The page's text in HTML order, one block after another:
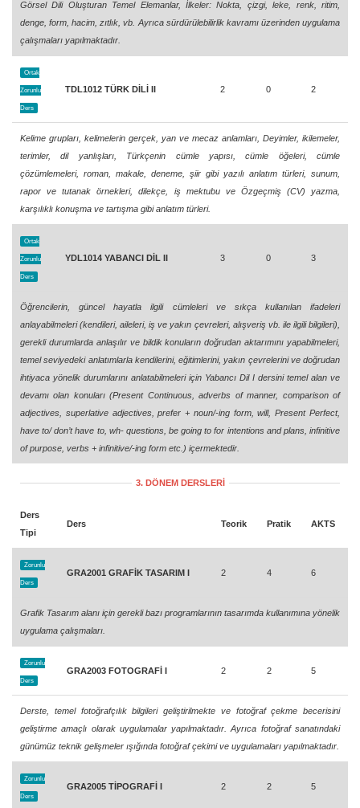
Görsel Dili Oluşturan Temel Elemanlar, İlkeler: Nokta, çizgi, leke, renk, ritim,
denge, form, hacim, zıtlık, vb. Ayrıca sürdürülebilirlik kavramı üzerinden uygulama
çalışmaları yapılmaktadır.
Ortak
Zorunlu
Ders
TDL1012 TÜRK DİLİ II 2 0 2
Kelime grupları, kelimelerin gerçek, yan ve mecaz anlamları, Deyimler, ikilemeler,
terimler, dil yanlışları, Türkçenin cümle yapısı, cümle öğeleri, cümle
çözümlemeleri, roman, makale, deneme, şiir gibi yazılı anlatım türleri, sunum,
rapor ve tutanak örnekleri, dilekçe, iş mektubu ve Özgeçmiş (CV) yazma,
karşılıklı konuşma ve tartışma gibi anlatım türleri.
Ortak
Zorunlu
Ders
YDL1014 YABANCI DİL II 3 0 3
Öğrencilerin, güncel hayatla ilgili cümleleri ve sıkça kullanılan ifadeleri
anlayabilmeleri (kendileri, aileleri, iş ve yakın çevreleri, alışveriş vb. ile ilgili bilgileri),
gerekli durumlarda anlaşılır ve bildik konuların doğrudan aktarımını yapabilmeleri,
temel seviyedeki anlatımlarla kendilerini, eğitimlerini, yakın çevrelerini ve doğrudan
ihtiyaca yönelik durumlarını anlatabilmeleri için Yabancı Dil I dersini temel alan ve
devamı olan konuları (Present Continuous, adverbs of manner, comparison of
adjectives, superlative adjectives, prefer + noun/-ing form, will, Present Perfect,
have to/ don’t have to, wh- questions, be going to for intentions and plans, infinitive
of purpose, verbs + infinitive/-ing form etc.) içermektedir.
3. DÖNEM DERSLERİ
Ders
Tipi
Ders Teorik Pratik AKTS
Zorunlu
Ders
GRA2001 GRAFİK TASARIM I 2 4 6
Grafik Tasarım alanı için gerekli bazı programlarının tasarımda kullanımına yönelik
uygulama çalışmaları.
Zorunlu
Ders
GRA2003 FOTOGRAFİ I 2 2 5
Derste, temel fotoğrafçılık bilgileri geliştirilmekte ve fotoğraf çekme becerisini
geliştirme amaçlı olarak uygulamalar yapılmaktadır. Ayrıca fotoğraf sanatındaki
günümüz teknik gelişmeler ışığında fotoğraf çekimi ve uygulamaları yapılmaktadır.
Zorunlu
Ders
GRA2005 TİPOGRAFİ I 2 2 5